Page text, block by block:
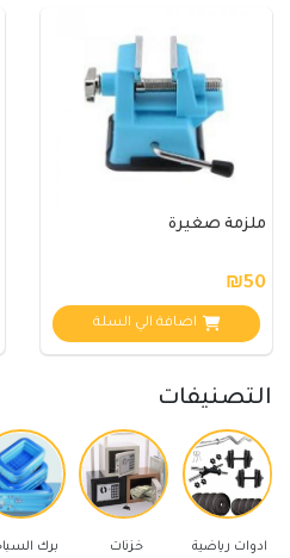
ملزمة صغيرة
₪50
اضافة الي السلة
التصنيفات
رياضية خزنات برك السباحة